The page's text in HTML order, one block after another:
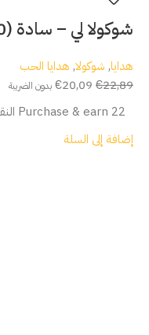
شوكولا لي – سادة (500 غ)
هدايا, شوكولا, هدايا الحب
€22,89
€20,09 بدون الضريبة
Purchase & earn 22 النقاط!
إضافة إلى السلة